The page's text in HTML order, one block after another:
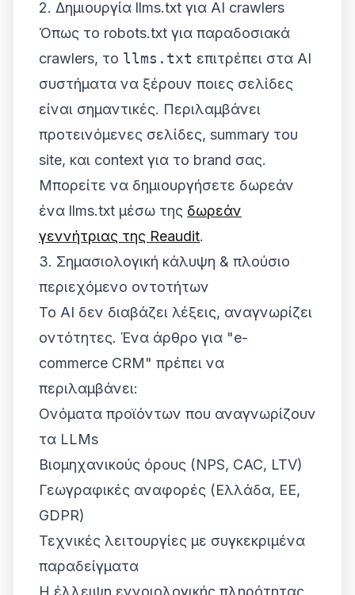
2. Δημιουργία llms.txt για AI crawlers
Όπως το robots.txt για παραδοσιακά
crawlers, το llms.txt επιτρέπει στα AI
συστήματα να ξέρουν ποιες σελίδες
είναι σημαντικές. Περιλαμβάνει
προτεινόμενες σελίδες, summary του
site, και context για το brand σας.
Μπορείτε να δημιουργήσετε δωρεάν
ένα llms.txt μέσω της δωρεάν
γεννήτριας της Reaudit.
3. Σημασιολογική κάλυψη & πλούσιο
περιεχόμενο οντοτήτων
Το AI δεν διαβάζει λέξεις, αναγνωρίζει
οντότητες. Ένα άρθρο για "e-
commerce CRM" πρέπει να
περιλαμβάνει:
Ονόματα προϊόντων που αναγνωρίζουν
τα LLMs
Βιομηχανικούς όρους (NPS, CAC, LTV)
Γεωγραφικές αναφορές (Ελλάδα, ΕΕ,
GDPR)
Τεχνικές λειτουργίες με συγκεκριμένα
παραδείγματα